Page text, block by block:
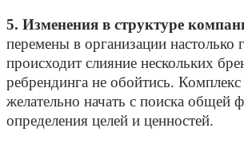
5. Изменения в структуре
перемены в организации настолько
происходит слияние нескольких
ребрендинга не обойтись. Комплекс
желательно начать с поиска общей
определения целей и ценностей.